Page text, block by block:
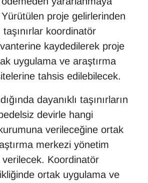
proje gelirlerinden
taşınırlar koordinatör
kaydedilerek proje
uygulama ve araştırma
tahsis edilebilecek.
dayanıklı taşınırların
devirle hangi
verileceğine ortak
merkezi yönetim
Koordinatör
ortak uygulama ve